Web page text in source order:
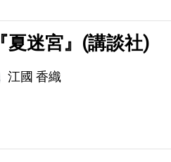
『夏迷宮』(講談社)
江國 香織